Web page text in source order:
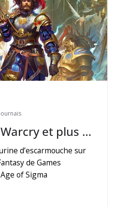
et plus …
d’escarmouche sur
de Games
of Sigma